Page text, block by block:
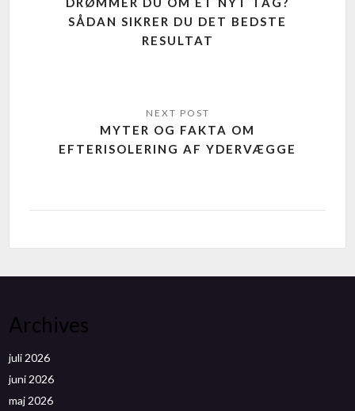
SÅDAN SIKRER DU DET BEDSTE
RESULTAT
MYTER OG FAKTA OM
EFTERISOLERING AF YDERVÆGGE
Archives
juli 2026
juni 2026
maj 2026